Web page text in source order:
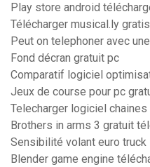
Play store android
Télécharger musical.ly gratis
Peut on telephoner avec
Fond décran gratuit pc
Comparatif logiciel
Jeux de course pour pc
Telecharger logiciel
Brothers in arms 3 gratuit
Sensibilité volant euro truck
Blender game engine